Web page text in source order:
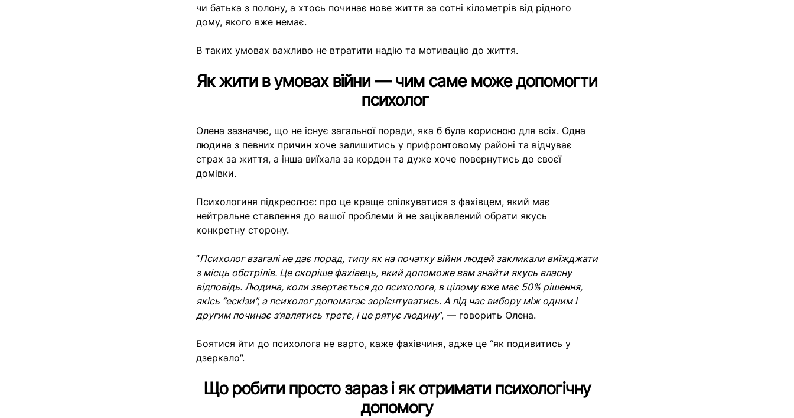
чи батька з полону, а хтось починає нове життя за сотні кілометрів від рідного
дому, якого вже немає.
В таких умовах важливо не втратити надію та мотивацію до життя.
Як жити в умовах війни — чим саме може допомогти
психолог
Олена зазначає, що не існує загальної поради, яка б була корисною для всіх. Одна
людина з певних причин хоче залишитись у прифронтовому районі та відчуває
страх за життя, а інша виїхала за кордон та дуже хоче повернутись до своєї
домівки.
Психологиня підкреслює: про це краще спілкуватися з фахівцем, який має
нейтральне ставлення до вашої проблеми й не зацікавлений обрати якусь
конкретну сторону.
“Психолог взагалі не дає порад, типу як на початку війни людей закликали виїжджати
з місць обстрілів. Це скоріше фахівець, який допоможе вам знайти якусь власну
відповідь. Людина, коли звертається до психолога, в цілому вже має 50% рішення,
якісь “ескізи”, а психолог допомагає зорієнтуватись. А під час вибору між одним і
другим починає з’являтись третє, і це рятує людину”, — говорить Олена.
Боятися йти до психолога не варто, каже фахівчиня, адже це “як подивитись у
дзеркало”.
Що робити просто зараз і як отримати психологічну
допомогу